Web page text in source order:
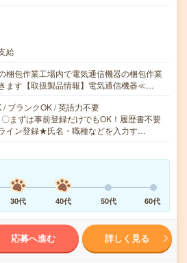
給
梱包作業工場内で電気通信機器の梱包作業
ます【取扱製品情報】電気通信機器≪…
/ ブランクOK / 英語力不要
まずは事前登録だけでもOK！履歴書不要
イン登録★氏名・職種などを入力す…
30代 40代 50代 60代
応募へ進む 詳しく見る